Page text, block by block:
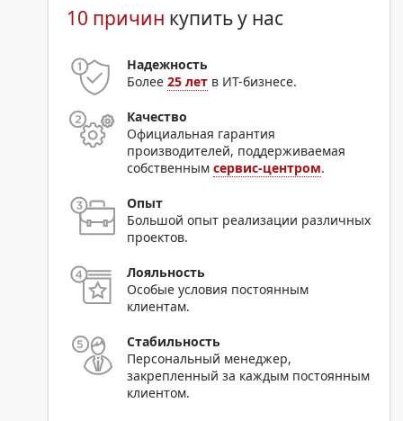
10 причин купить у нас
Надежность
Более25 лет в ИТ-бизнесе.
Качество
Официальная гарантия
производителей, поддерживаемая
собственнымсервис-центром.
Опыт
Большой опыт реализации различных
проектов.
Лояльность
Особые условия постоянным
клиентам.
Стабильность
Персональный менеджер,
закрепленный за каждым постоянным
клиентом.